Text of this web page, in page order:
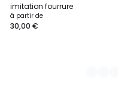
imitation fourrure
à partir de
30,00 €